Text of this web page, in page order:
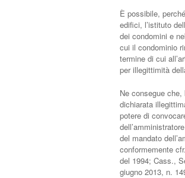
È possibile,
edifici, l’istituto
dei condomini e
cui il condominio
termine di cui
per illegittimità
Ne consegue
dichiarata
potere di
del mandato
conformemente
del 1994; Cass.,
giugno 2013, n.